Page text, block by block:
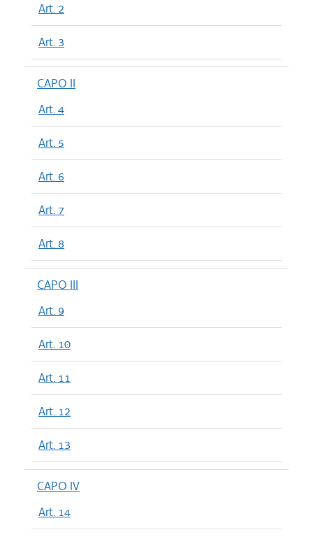
Art. 2
Art. 3
CAPO II
Art. 4
Art. 5
Art. 6
Art. 7
Art. 8
CAPO III
Art. 9
Art. 10
Art. 11
Art. 12
Art. 13
CAPO IV
Art. 14